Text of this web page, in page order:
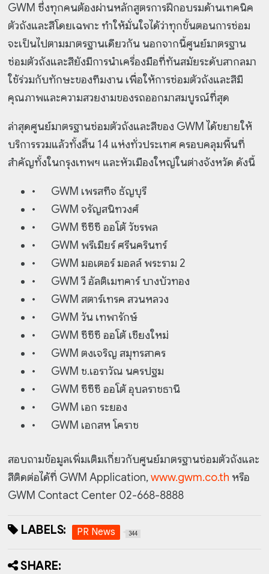
GWM ซึ่งทุกคนต้องผ่านหลักสูตรการฝึกอบรมด้านเทคนิค
ตัวถังและสีโดยเฉพาะ ทำให้มั่นใจได้ว่าทุกขั้นตอนการซ่อม
จะเป็นไปตามมาตรฐานเดียวกัน นอกจากนี้ศูนย์มาตรฐาน
ซ่อมตัวถังและสียังมีการนำเครื่องมือที่ทันสมัยระดับสากลมา
ใช้ร่วมกับทักษะของทีมงาน เพื่อให้การซ่อมตัวถังและสีมี
คุณภาพและความสวยงามของรถออกมาสมบูรณ์ที่สุด
ล่าสุดศูนย์มาตรฐานซ่อมตัวถังและสีของ GWM ได้ขยายให้
บริการรวมแล้วทั้งสิ้น 14 แห่งทั่วประเทศ ครอบคลุมพื้นที่
สำคัญทั้งในกรุงเทพฯ และหัวเมืองใหญ่ในต่างจังหวัด ดังนี้
•
GWM เพรสทีจ ธัญบุรี
•
GWM จรัญสนิทวงศ์
•
GWM ซีซีซี ออโต้ วัชรพล
•
GWM พรีเมียร์ ศรีนครินทร์
•
GWM มอเตอร์ มอลล์ พระราม 2
•
GWM วี อัลติเมทคาร์ บางบัวทอง
•
GWM สตาร์เทรค สวนหลวง
•
GWM วัน เทพารักษ์
•
GWM ซีซีซี ออโต้ เชียงใหม่
•
GWM ตงเจริญ สมุทรสาคร
•
GWM ช.เอราวัณ นครปฐม
•
GWM ซีซีซี ออโต้ อุบลราชธานี
•
GWM เอก ระยอง
•
GWM เอกสห โคราช
สอบถามข้อมูลเพิ่มเติมเกี่ยวกับศูนย์มาตรฐานซ่อมตัวถังและ
สีติดต่อได้ที่ GWM Application,www.gwm.co.th หรือ
GWM Contact Center 02-668-8888
LABELS: PR News 344
SHARE: